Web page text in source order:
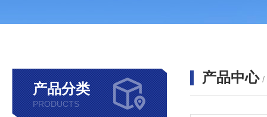
产品分类
PRODUCTS
产品中心 /